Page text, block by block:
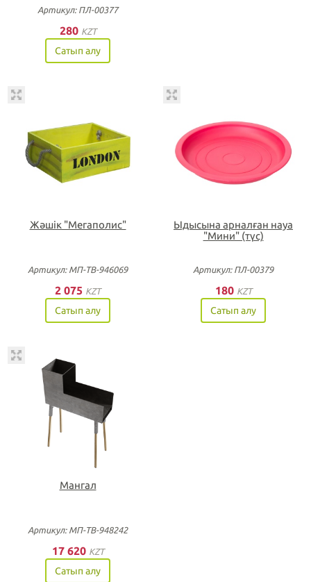
Артикул: ПЛ-00377
280 KZT
Сатып алу
Жәшік "Мегаполис"
Артикул: МП-ТВ-946069
2 075 KZT
Сатып алу
Ыдысына арналған науа
"Мини" (түс)
Артикул: ПЛ-00379
180 KZT
Сатып алу
Мангал
Артикул: МП-ТВ-948242
17 620 KZT
Сатып алу